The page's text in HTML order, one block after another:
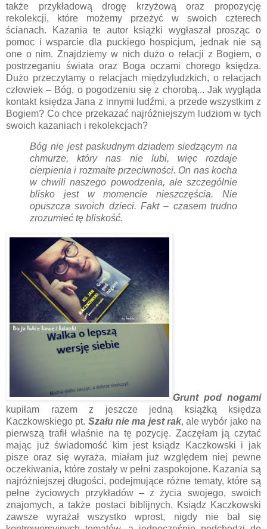
także przykładową drogę krzyżową oraz propozycję
rekolekcji, które możemy przeżyć w swoich czterech
ścianach. Kazania te autor książki wygłaszał prosząc o
pomoc i wsparcie dla puckiego hospicjum, jednak nie są
one o nim. Znajdziemy w nich dużo o relacji z Bogiem, o
postrzeganiu świata oraz Boga oczami chorego księdza.
Dużo przeczytamy o relacjach międzyludzkich, o relacjach
człowiek – Bóg, o pogodzeniu się z chorobą... Jak wygląda
kontakt księdza Jana z innymi ludźmi, a przede wszystkim z
Bogiem? Co chce przekazać najróżniejszym ludziom w tych
swoich kazaniach i rekolekcjach?
Bóg nie jest paskudnym dziadem siedzącym na
chmurze, który nas nie lubi, więc rozdaje
cierpienia i rozmaite przeciwności. On nas kocha
w chwili naszego powodzenia, ale szczególnie
blisko jest w momencie nieszczęścia. Nie
opuszcza swoich dzieci. Fakt – czasem trudno
zrozumieć tę bliskość.
Grunt pod nogami
kupiłam razem z jeszcze jedną książką księdza
Kaczkowskiego pt. Szału nie ma jest rak, ale wybór jako na
pierwszą trafił właśnie na tę pozycję. Zaczęłam ją czytać
mając już świadomość kim jest ksiądz Kaczkowski i jak
pisze oraz się wyraża, miałam już względem niej pewne
oczekiwania, które zostały w pełni zaspokojone. Kazania są
najróżniejszej długości, podejmujące różne tematy, które są
pełne życiowych przykładów – z życia swojego, swoich
znajomych, a także postaci biblijnych. Ksiądz Kaczkowski
zawsze wyrażał wszystko wprost, nigdy nie bał się